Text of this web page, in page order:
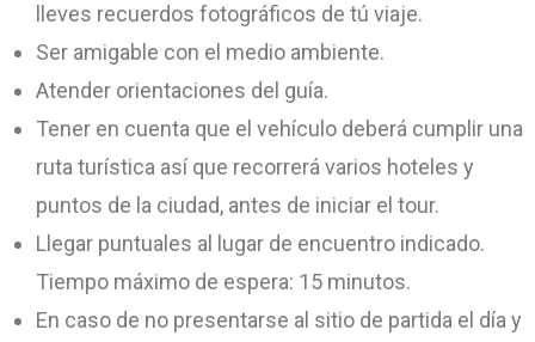
lleves recuerdos fotográficos de tú viaje.
Ser amigable con el medio ambiente.
Atender orientaciones del guía.
Tener en cuenta que el vehículo deberá cumplir una
ruta turística así que recorrerá varios hoteles y
puntos de la ciudad, antes de iniciar el tour.
Llegar puntuales al lugar de encuentro indicado.
Tiempo máximo de espera: 15 minutos.
En caso de no presentarse al sitio de partida el día y